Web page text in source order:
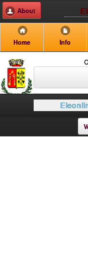
About
Home Info